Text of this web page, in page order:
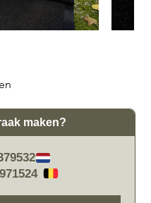
maken?